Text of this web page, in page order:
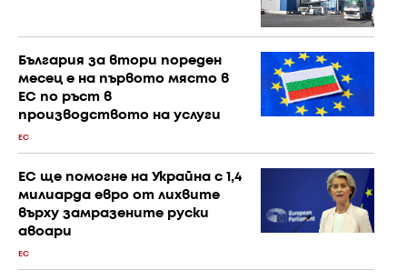
България за втори пореден
месец е на първото място в
ЕС по ръст в
производството на услуги
ЕС
ЕС ще помогне на Украйна с 1,4
милиарда евро от лихвите
върху замразените руски
авоари
ЕС